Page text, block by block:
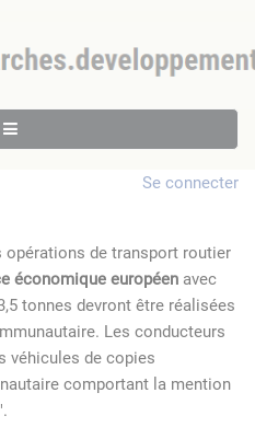
Se connecter
opérations de transport routier
économique européen avec
tonnes devront être réalisées
Les conducteurs
véhicules de copies
comportant la mention